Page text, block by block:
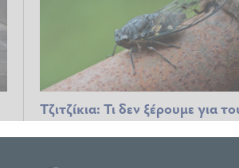
Τζιτζίκια: Τι δεν ξέρουμε για
τραγουδιστές του καλοκαιριού